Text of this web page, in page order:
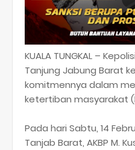
KUALA TUNGKAL –
Tanjung Jabung Barat
komitmennya dalam
ketertiban masyarakat
Pada hari Sabtu, 14
Tanjab Barat, AKBP M.